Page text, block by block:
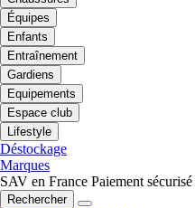
Équipes
Enfants
Entraînement
Gardiens
Equipements
Espace club
Lifestyle
Déstockage
Marques
SAV en France Paiement sécurisé
Rechercher